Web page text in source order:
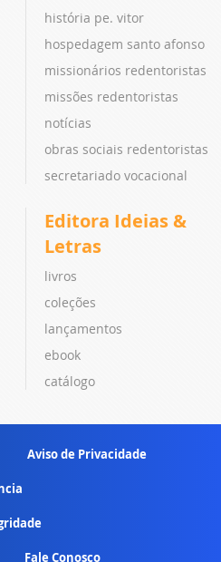
história pe. vitor
hospedagem santo afonso
missionários redentoristas
missões redentoristas
notícias
obras sociais redentoristas
secretariado vocacional
Editora Ideias &
Letras
livros
coleções
lançamentos
ebook
catálogo
Aviso de Privacidade
Fale Conosco